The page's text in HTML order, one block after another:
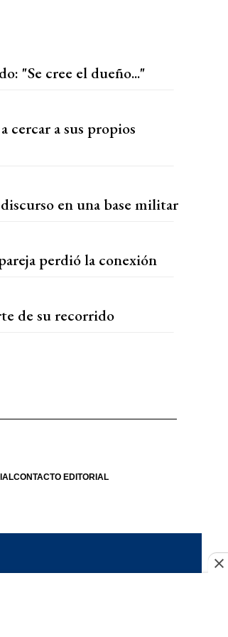
"Se cree el dueño..."
cercar a sus propios
en una base militar
perdió la conexión
de su recorrido
CONTACTO EDITORIAL